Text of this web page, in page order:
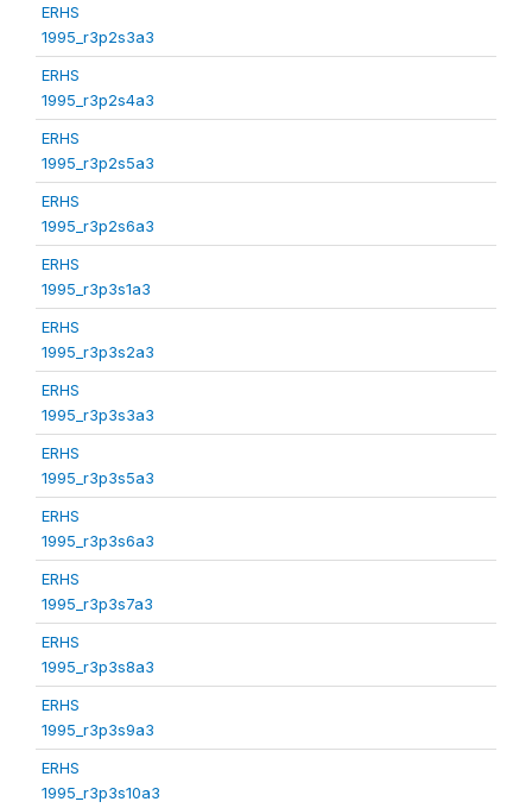
ERHS
1995_r3p2s3a3
ERHS
1995_r3p2s4a3
ERHS
1995_r3p2s5a3
ERHS
1995_r3p2s6a3
ERHS
1995_r3p3s1a3
ERHS
1995_r3p3s2a3
ERHS
1995_r3p3s3a3
ERHS
1995_r3p3s5a3
ERHS
1995_r3p3s6a3
ERHS
1995_r3p3s7a3
ERHS
1995_r3p3s8a3
ERHS
1995_r3p3s9a3
ERHS
1995_r3p3s10a3